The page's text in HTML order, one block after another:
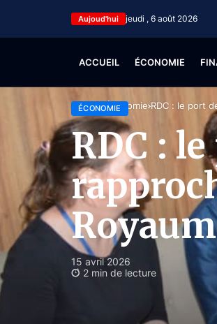
Aujoud'hui jeudi , 6 août 2026
ACCUEIL ÉCONOMIE
Accueil Économie RDC : le port
ÉCONOMIE
RDC :
15 avril 2026
2 min de lecture